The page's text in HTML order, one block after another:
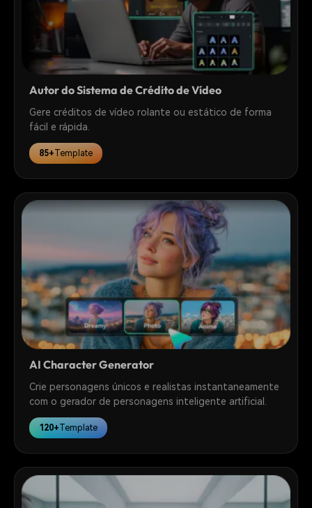
Autor do Sistema de Crédito de Vídeo
Gere créditos de vídeo rolante ou estático de forma
fácil e rápida.
85+Template
AI Character Generator
Crie personagens únicos e realistas instantaneamente
com o gerador de personagens inteligente artificial.
120+ Template